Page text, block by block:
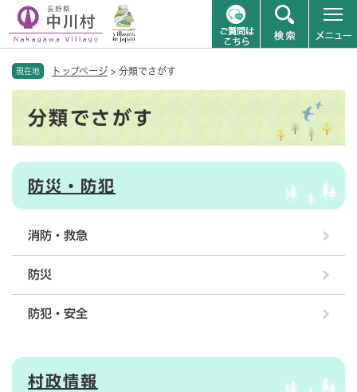
現在地 トップページ > 分類でさがす
分類でさがす
防災・防犯
消防・救急
防災
防犯・安全
村政情報